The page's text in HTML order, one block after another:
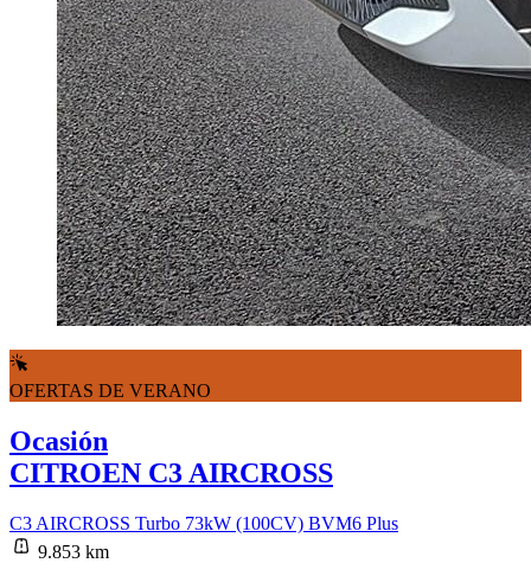
OFERTAS DE VERANO
Ocasión
CITROEN C3 AIRCROSS
C3 AIRCROSS Turbo 73kW (100CV) BVM6 Plus
9.853 km